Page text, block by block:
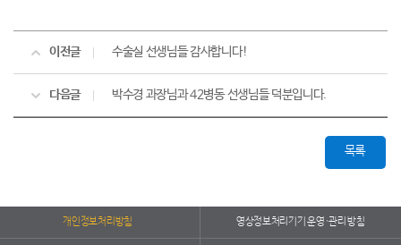
이전글 수술실 선생님들 감사합니다!
다음글 박수경 과장님과 42병동 선생님들 덕분입니다.
목록
개인정보처리방침 영상정보처리기기 운영·관리 방침